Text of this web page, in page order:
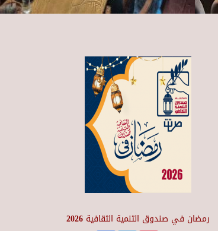
رمضان في صندوق التنمية الثقافية 2026